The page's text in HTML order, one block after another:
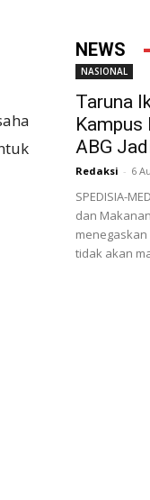
NEWS
NASIONAL
Taruna
Kampus
ABG
Redaksi - 6
SPEDISIA-
dan
tidak akan